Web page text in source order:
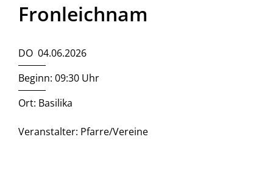
Fronleichnam
DO 04.06.2026
Beginn: 09:30 Uhr
Ort: Basilika
Veranstalter: Pfarre/Vereine